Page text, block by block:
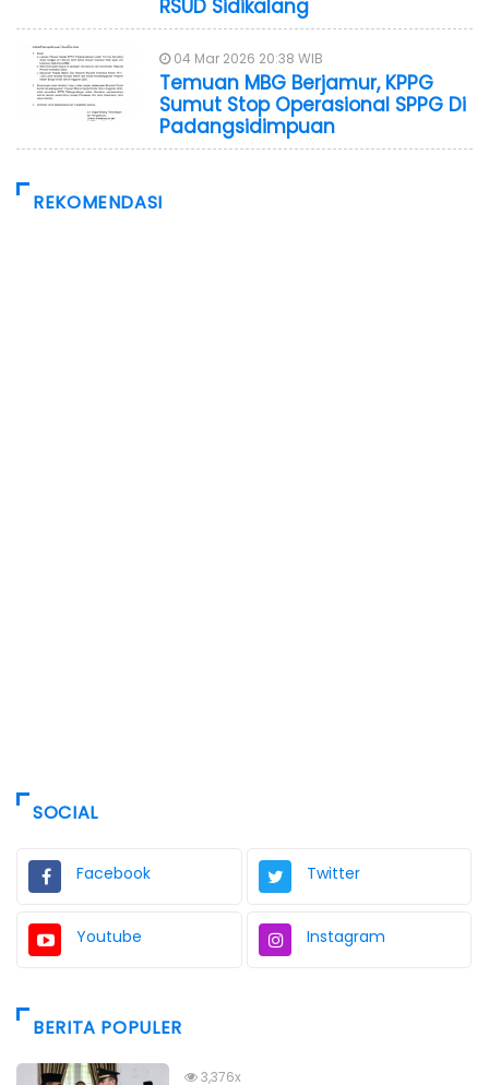
RSUD Sidikalang
04 Mar 2026 20:38 WIB
Temuan MBG Berjamur, KPPG
Sumut Stop Operasional SPPG Di
Padangsidimpuan
REKOMENDASI
SOCIAL
Facebook Twitter
Youtube Instagram
BERITA POPULER
3,376x